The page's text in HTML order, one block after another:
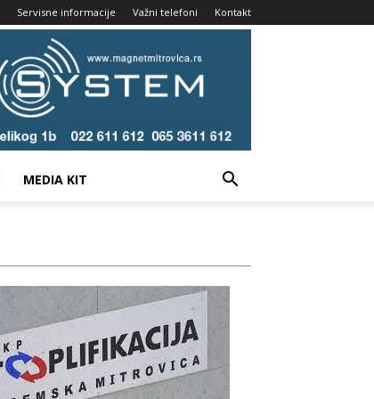
Servisne informacije Važni telefoni Kontakt
MEDIA KIT